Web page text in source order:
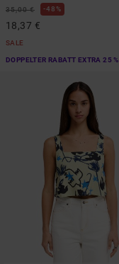
35,00 € 48%
18,37 €
SALE
DOPPELTER RABATT EXTRA 25 %